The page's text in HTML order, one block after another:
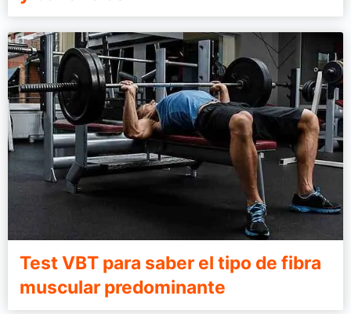
Test VBT para saber el tipo de fibra
muscular predominante